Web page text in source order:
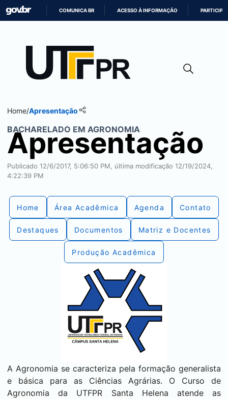
CONTEÚDO
COMUNICA BR ACESSO À INFORMAÇÃO PARTICIPE
Home/Apresentação
BACHARELADO EM AGRONOMIA
Apresentação
Publicado 12/6/2017, 5:06:50 PM, última modificação 12/19/2024,
4:22:39 PM
Home Área Acadêmica Agenda Contato
Destaques Documentos Matriz e Docentes
Produção Acadêmica
A Agronomia se caracteriza pela formação generalista
e básica para as Ciências Agrárias. O Curso de
Agronomia da UTFPR Santa Helena
atende as